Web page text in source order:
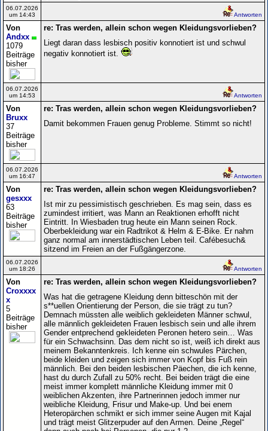
06.07.2026
um 14:43
Antworten
Von
Andxx
1079
Beiträge
bisher
re: Tras werden, allein schon wegen Kleidungsvorlieben?
Liegt daran dass lesbisch positiv konnotiert ist und schwul
negativ konnotiert ist.
06.07.2026
um 14:53
Antworten
Von
Bruxx
37
Beiträge
bisher
re: Tras werden, allein schon wegen Kleidungsvorlieben?
Damit bekommen Frauen genug Probleme. Stimmt so nicht!
06.07.2026
um 16:47
Antworten
Von
gesxxx
63
Beiträge
bisher
re: Tras werden, allein schon wegen Kleidungsvorlieben?
Ist mir zu pessimistisch geschrieben. Es mag sein, dass es
zumindest irritiert, was Mann an Reaktionen erhofft nicht
Eintritt. In Wiesbaden trug heute ein Mann seinen Rock.
Oberbekleidung war ein Radtrikot & Helm & E-Bike. Er nahm
ganz normal am innerstädtischen Leben teil. Cafébesuch&
sitzend im Freien an der Fußgängerzone.
06.07.2026
um 18:26
Antworten
Von
Croxxxx
x
5
Beiträge
bisher
re: Tras werden, allein schon wegen Kleidungsvorlieben?
Was hat die getragene Kleidung denn bitteschön mit der
s**uellen Orientierung der Person, die sie trägt zu tun?
Demnach müssten alle weiblich gekleideten Männer schwul,
alle männlich gekleideten Frauen lesbisch sein und alle ihrem
Gender entprechend gekleideten Peronen hetero sein… Was
für ein Schwachsinn. Das dem nicht so ist, weiß ich direkt aus
meinem Bekanntenkreis. Ich kenne ein schwules Pärchen,
beide kleiden und zeigen sich immer von Kopf bis Fuß rein
männlich. Bei den beiden lesbischen Päechen, die ich kenne,
hast du durch Zufall zu 50% recht. Bei beiden trägt die eine
meist immer komplett männliche Kleidung immer mit 0
weiblichen Akzenten, ihre Partnerinnen jedoch immer nur
weibliche Kleidung, Frisur und Make-up. Und bei enem
Heteropärchen schmikt er sich immer seine Augen mit Kajal
und trägt meist Glitzerpuder auf den Armen. Deine „Regel“